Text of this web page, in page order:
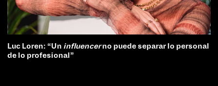
Luc Loren: “Un influencerno puede separar lo personal
de lo profesional”